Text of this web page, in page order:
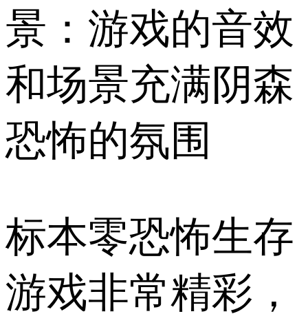
景：游戏的音效
和场景充满阴森
恐怖的氛围
标本零恐怖生存
游戏非常精彩，